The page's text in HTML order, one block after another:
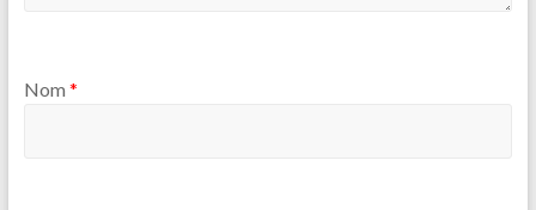
Nom *